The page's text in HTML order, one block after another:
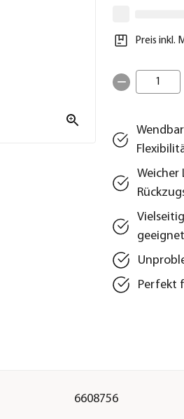
Preis inkl.
1
geeignet
Perfekt
6608756